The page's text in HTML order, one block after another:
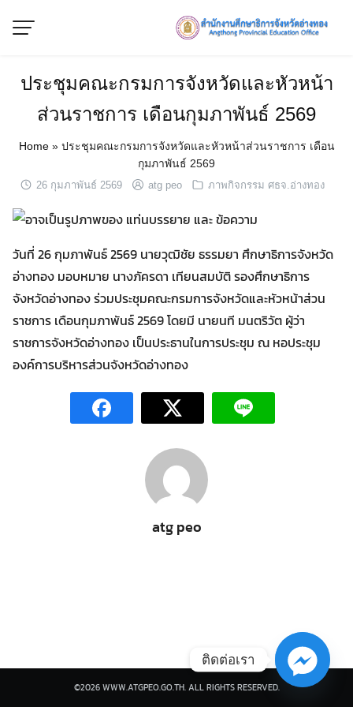
Search
ประชุมคณะกรมการจังหวัดและหัวหน้า
ส่วนราชการ เดือนกุมภาพันธ์ 2569
Home» ประชุมคณะกรมการจังหวัดและหัวหน้าส่วนราชการ เดือน
กุมภาพันธ์ 2569
26 กุมภาพันธ์ 2569 atg peo ภาพกิจกรรม ศธจ.อ่างทอง
วันที่ 26 กุมภาพันธ์ 2569 นายวุฒิชัย ธรรมยา ศึกษาธิการจังหวัด
อ่างทอง มอบหมาย นางภัครดา เทียนสมบัติ รองศึกษาธิการ
จังหวัดอ่างทอง ร่วมประชุมคณะกรมการจังหวัดและหัวหน้าส่วน
ราชการ เดือนกุมภาพันธ์ 2569 โดยมี นายนที มนตริวัต ผู้ว่า
ราชการจังหวัดอ่างทอง เป็นประธานในการประชุม ณ หอประชุม
องค์การบริหารส่วนจังหวัดอ่างทอง
atg peo
©2026 WWW.ATGPEO.GO.TH. ALL RIGHTS RESERVED.
ติดต่อเรา